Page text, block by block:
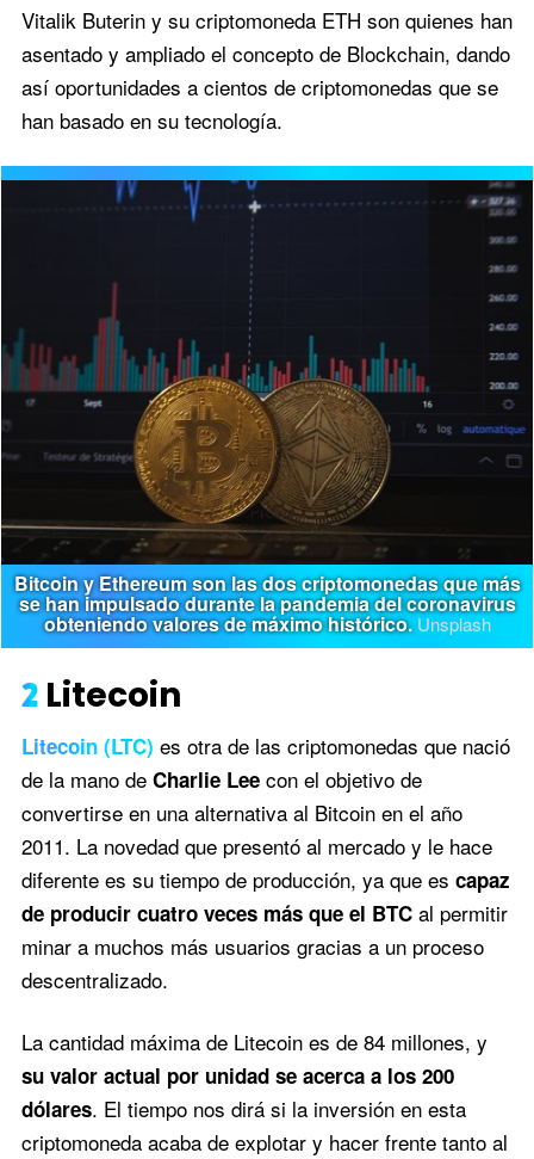
Vitalik Buterin y su criptomoneda ETH son quienes han
asentado y ampliado el concepto de Blockchain, dando
así oportunidades a cientos de criptomonedas que se
han basado en su tecnología.
Bitcoin y Ethereum son las dos criptomonedas que más
se han impulsado durante la pandemia del coronavirus
obteniendo valores de máximo histórico.Unsplash
2Litecoin
Litecoin (LTC) es otra de las criptomonedas que nació
de la mano de Charlie Leecon el objetivo de
convertirse en una alternativa al Bitcoin en el año
2011. La novedad que presentó al mercado y le hace
diferente es su tiempo de producción, ya que es capaz
de producir cuatro veces más que el BTCal permitir
minar a muchos más usuarios gracias a un proceso
descentralizado.
La cantidad máxima de Litecoin es de 84 millones, y
su valor actual por unidad se acerca a los 200
dólares. El tiempo nos dirá si la inversión en esta
criptomoneda acaba de explotar y hacer frente tanto al